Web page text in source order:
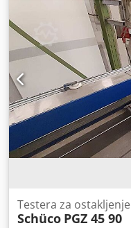
Testera za ostakljenje
Schüco PGZ 45 90